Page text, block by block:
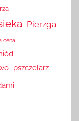
Pierzga
cena
pszczelarz